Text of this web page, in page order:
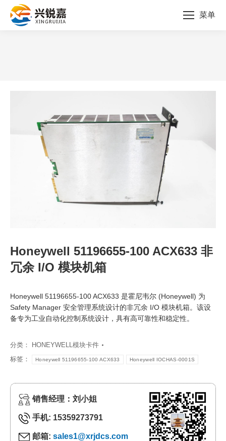
菜单
Honeywell 51196655-100 ACX633 非
冗余 I/O 模块机箱
Honeywell 51196655-100 ACX633 是霍尼韦尔 (Honeywell) 为
Safety Manager 安全管理系统设计的非冗余 I/O 模块机箱。该设
备专为工业自动化控制系统设计，具有高可靠性和稳定性。
分类：
HONEYWELL模块卡件
标签：
Honeywell 51196655-100 ACX633 Honeywell IOCHAS-0001S
销售经理：刘小姐
手机: 15359273791
邮箱: sales1@xrjdcs.com